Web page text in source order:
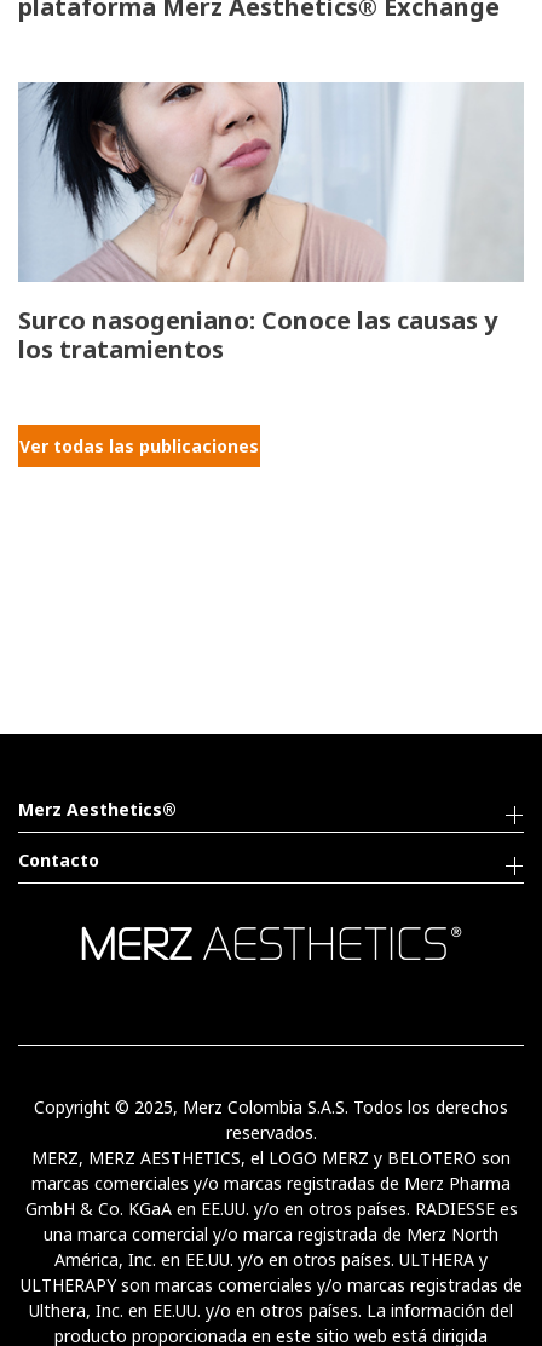
plataforma Merz Aesthetics® Exchange
Surco nasogeniano: Conoce las causas y
los tratamientos
Ver todas las publicaciones
Merz Aesthetics®
Contacto
Copyright © 2025, Merz Colombia S.A.S. Todos los derechos
reservados.
MERZ, MERZ AESTHETICS, el LOGO MERZ y BELOTERO son
marcas comerciales y/o marcas registradas de Merz Pharma
GmbH & Co. KGaA en EE.UU. y/o en otros países. RADIESSE es
una marca comercial y/o marca registrada de Merz North
América, Inc. en EE.UU. y/o en otros países. ULTHERA y
ULTHERAPY son marcas comerciales y/o marcas registradas de
Ulthera, Inc. en EE.UU. y/o en otros países. La información del
producto proporcionada en este sitio web está dirigida